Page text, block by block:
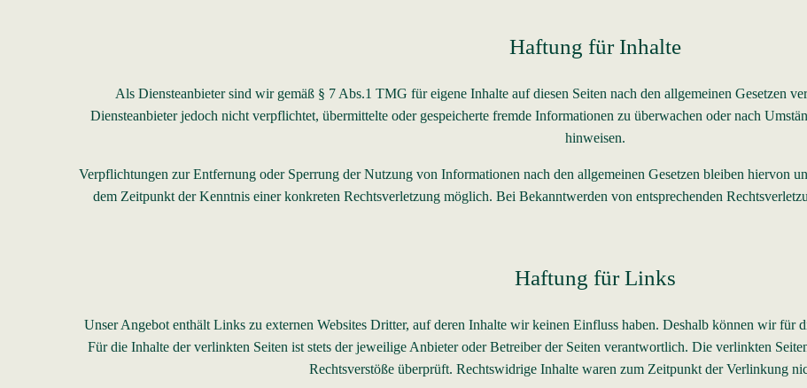
Haftung für Inhalte
Als Diensteanbieter sind wir gemäß § 7 Abs.1 TMG für eigene Inhalte auf diesen Seiten nach den allgemeinen Gesetzen
Diensteanbieter jedoch nicht verpflichtet, übermittelte oder gespeicherte fremde Informationen zu überwachen oder nach
hinweisen.
Verpflichtungen zur Entfernung oder Sperrung der Nutzung von Informationen nach den allgemeinen Gesetzen bleiben hiervon
dem Zeitpunkt der Kenntnis einer konkreten Rechtsverletzung möglich. Bei Bekanntwerden von entsprechenden
Haftung für Links
Unser Angebot enthält Links zu externen Websites Dritter, auf deren Inhalte wir keinen Einfluss haben. Deshalb können wir für
Für die Inhalte der verlinkten Seiten ist stets der jeweilige Anbieter oder Betreiber der Seiten verantwortlich. Die verlinkten
Rechtsverstöße überprüft. Rechtswidrige Inhalte waren zum Zeitpunkt der Verlinkung